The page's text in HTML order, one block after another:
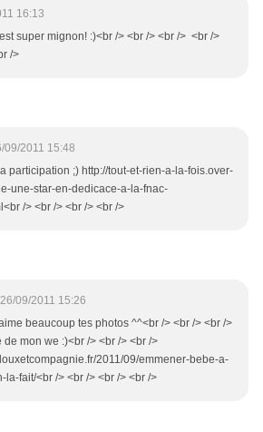
16:13
super mignon! :)<br /> <br /> <br /> <br />
/>
09/2011 15:48
participation ;) http://tout-et-rien-a-la-fois.over-
une-star-en-dedicace-a-la-fnac-
/> <br /> <br /> <br />
26/09/2011 15:26
beaucoup tes photos ^^<br /> <br /> <br />
de mon we :)<br /> <br /> <br />
2011/09/emmener-bebe-a-
la-fait/<br /> <br /> <br /> <br />